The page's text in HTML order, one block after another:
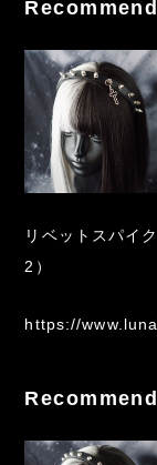
リベットスパイ
2）
https://